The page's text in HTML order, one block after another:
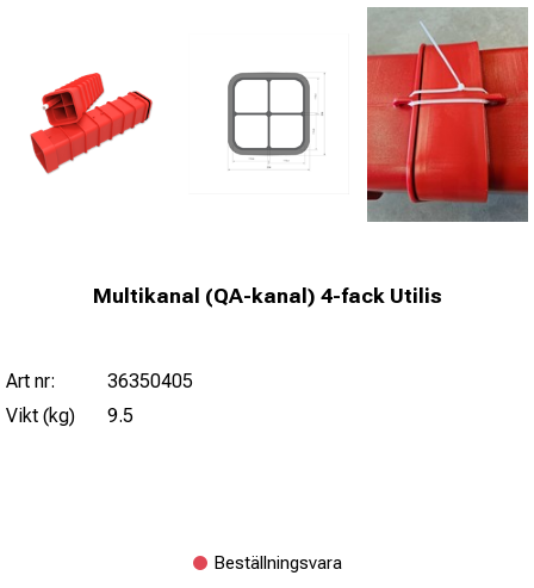
Multikanal (QA-kanal) 4-fack Utilis
Art nr:
36350405
Vikt (kg)
9.5
Beställningsvara